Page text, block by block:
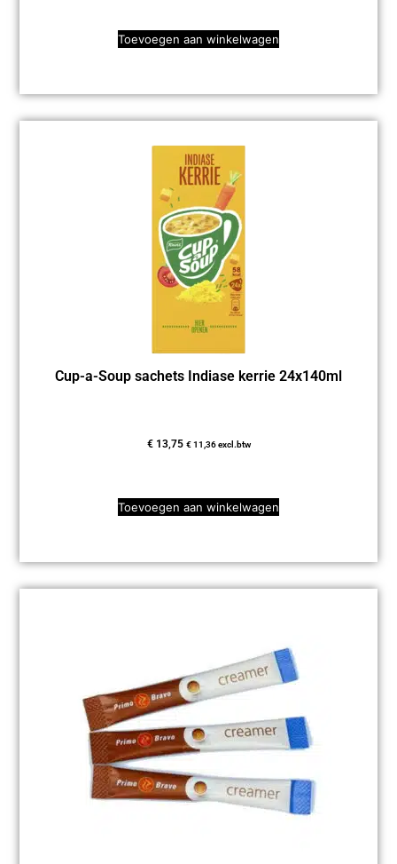
Toevoegen aan winkelwagen
Cup-a-Soup sachets Indiase kerrie 24x140ml
€13,75 €11,36excl.btw
Toevoegen aan winkelwagen